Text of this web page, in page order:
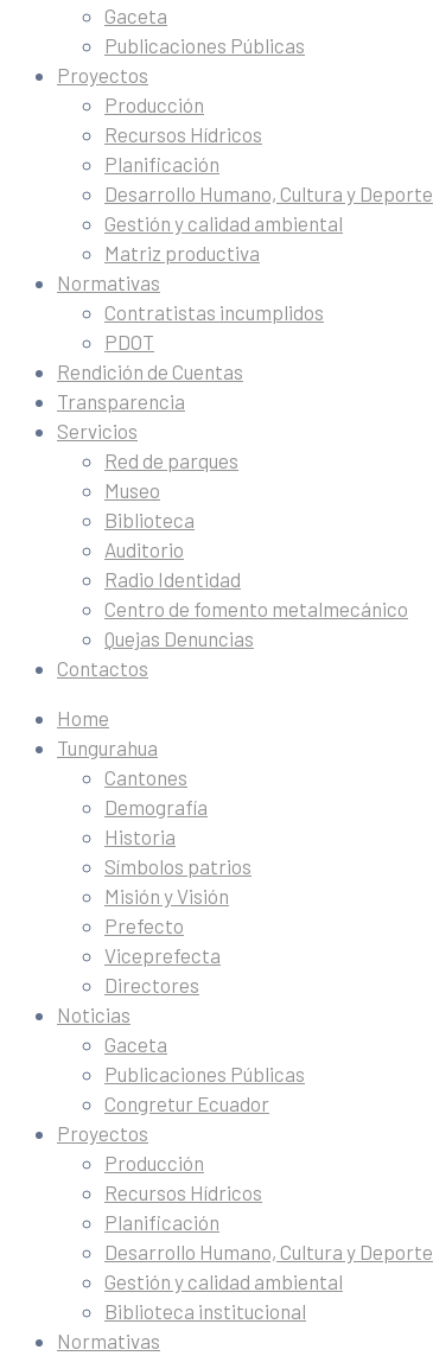
Gaceta
Publicaciones Públicas
Proyectos
Producción
Recursos Hídricos
Planificación
Desarrollo Humano, Cultura y Deporte
Gestión y calidad ambiental
Matriz productiva
Normativas
Contratistas incumplidos
PDOT
Rendición de Cuentas
Transparencia
Servicios
Red de parques
Museo
Biblioteca
Auditorio
Radio Identidad
Centro de fomento metalmecánico
Quejas Denuncias
Contactos
Home
Tungurahua
Cantones
Demografía
Historia
Símbolos patrios
Misión y Visión
Prefecto
Viceprefecta
Directores
Noticias
Gaceta
Publicaciones Públicas
Congretur Ecuador
Proyectos
Producción
Recursos Hídricos
Planificación
Desarrollo Humano, Cultura y Deporte
Gestión y calidad ambiental
Biblioteca institucional
Normativas